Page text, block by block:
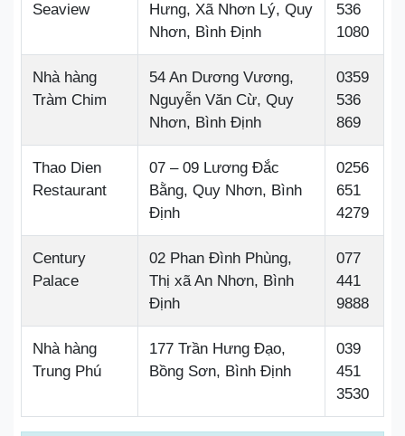
Seaview
Hưng, Xã Nhơn Lý, Quy
Nhơn, Bình Định
536
1080
Nhà hàng
Tràm Chim
54 An Dương Vương,
Nguyễn Văn Cừ, Quy
Nhơn, Bình Định
0359
536
869
Thao Dien
Restaurant
07 – 09 Lương Đắc
Bằng, Quy Nhơn, Bình
Định
0256
651
4279
Century
Palace
02 Phan Đình Phùng,
Thị xã An Nhơn, Bình
Định
077
441
9888
Nhà hàng
Trung Phú
177 Trần Hưng Đạo,
Bồng Sơn, Bình Định
039
451
3530